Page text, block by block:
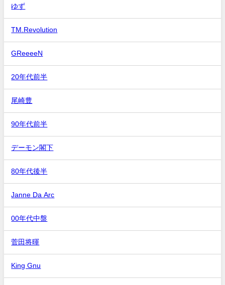
ゆず
TM.Revolution
GReeeeN
20年代前半
尾崎豊
90年代前半
デーモン閣下
80年代後半
Janne Da Arc
00年代中盤
菅田将暉
King Gnu